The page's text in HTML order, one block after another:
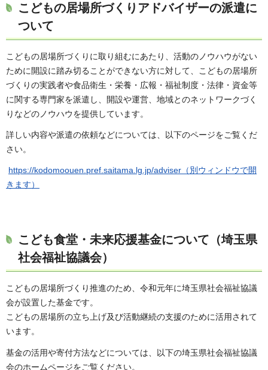
こどもの居場所づくりアドバイザーの派遣に
ついて
こどもの居場所づくりに取り組むにあたり、活動のノウハウがない
ために開設に踏み切ることができない方に対して、こどもの居場所
づくりの実践者や食品衛生・栄養・広報・福祉制度・法律・資金等
に関する専門家を派遣し、開設や運営、地域とのネットワークづく
りなどのノウハウを提供しています。
詳しい内容や派遣の依頼などについては、以下のページをご覧くだ
さい。
https://kodomoouen.pref.saitama.lg.jp/adviser（別ウィンドウで開
きます）
こども食堂・未来応援基金について（埼玉県
社会福祉協議会）
こどもの居場所づくり推進のため、令和元年に埼玉県社会福祉協議
会が設置した基金です。
こどもの居場所の立ち上げ及び活動継続の支援のために活用されて
います。
基金の活用や寄付方法などについては、以下の埼玉県社会福祉協議
会のホームページをご覧ください。